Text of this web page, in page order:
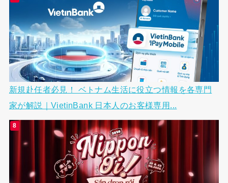
新規赴任者必見！ ベトナム生活に役立つ情報を各専門
家が解説｜VietinBank 日本人のお客様専用...